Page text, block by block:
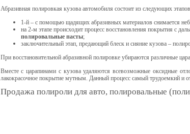
Абразивная полировкая кузова автомобиля состоит из следующих
1-й –с помощью щадящих абразивных материалов снимается
на 2-м этапе происходит процесс восстановления покрытия с
полировальные пасты;
заключительный этап, предающий блеск и сияние кузова –
При восстановительной абразивной полировке убираются различные
Вместе с царапинами с кузова удаляются всевозможные оксидные
лакокрасочное покрытие мутным. Данный процесс самый трудоемкий и
Продажа полироли для авто, полировальные